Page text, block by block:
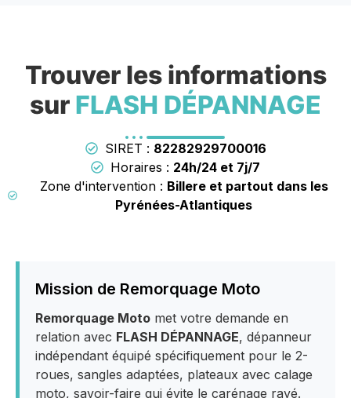
Trouver les informations
sur FLASH DÉPANNAGE
SIRET : 82282929700016
Horaires : 24h/24 et 7j/7
Zone d'intervention : Billere et partout dans les
Pyrénées-Atlantiques
Mission de Remorquage Moto
Remorquage Moto met votre demande en
relation avec FLASH DÉPANNAGE, dépanneur
indépendant équipé spécifiquement pour le 2-
roues, sangles adaptées, plateaux avec calage
moto, savoir-faire qui évite le carénage rayé.